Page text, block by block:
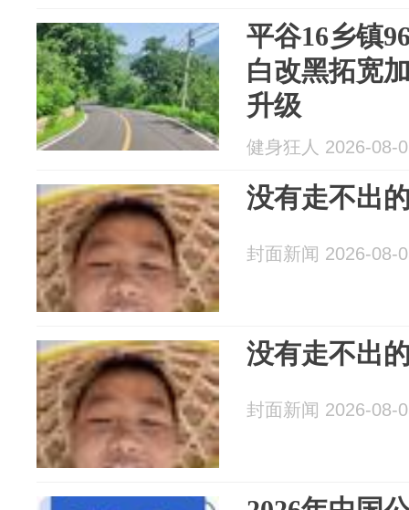
平谷16乡镇
白改黑拓宽
升级
健身狂人 2026-08-
没有走不出
封面新闻 2026-08-
没有走不出
封面新闻 2026-08-